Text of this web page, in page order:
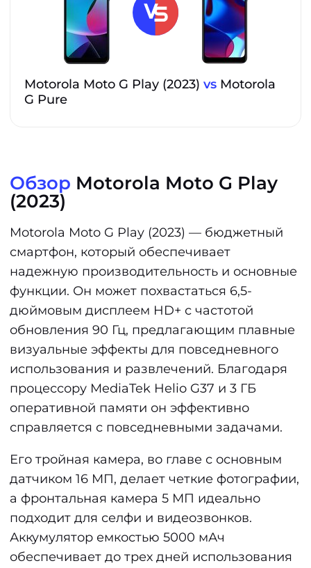
Motorola Moto G Play (2023) vs Motorola
G Pure
Обзор Motorola Moto G Play
(2023)
Motorola Moto G Play (2023) — бюджетный
смартфон, который обеспечивает
надежную производительность и основные
функции. Он может похвастаться 6,5-
дюймовым дисплеем HD+ с частотой
обновления 90 Гц, предлагающим плавные
визуальные эффекты для повседневного
использования и развлечений. Благодаря
процессору MediaTek Helio G37 и 3 ГБ
оперативной памяти он эффективно
справляется с повседневными задачами.
Его тройная камера, во главе с основным
датчиком 16 МП, делает четкие фотографии,
а фронтальная камера 5 МП идеально
подходит для селфи и видеозвонков.
Аккумулятор емкостью 5000 мАч
обеспечивает до трех дней использования